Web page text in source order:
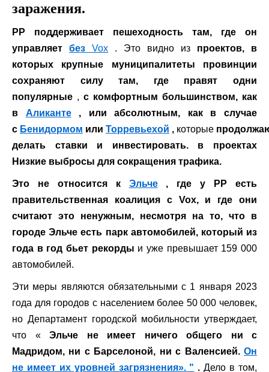
заражения.
PP поддерживает пешеходность там, где он
управляет без Vox . Это видно из проектов, в
которых крупные муниципалитеты провинции
сохраняют силу там, где правят одни
популярные , с комфортным большинством, как
в Аликанте, или абсолютным, как в случае
с Бенидормом или Торревьехой , которые
делать ставки и инвестировать. в проектах
Низкие выбросы для сокращения трафика.
Это не относится к Эльче, где у PP есть
правительственная коалиция с Vox, и где они
считают это ненужным, несмотря на то, что в
городе Эльче есть парк автомобилей, который из
года в год бьет рекорды и уже превышает 159 000
автомобилей.
Эти меры являются обязательными с 1 января 2023
года для городов с населением более 50 000 человек,
но Департамент городской мобильности утверждает,
что « Эльче не имеет ничего общего ни с
Мадридом, ни с Барселоной, ни с Валенсией. Он
не имеет их уровней загрязнения». " .Дело в том,